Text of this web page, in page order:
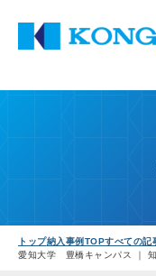
トップ納入事例TOPすべての記
愛知大学 豊橋キャンパス ｜ 知